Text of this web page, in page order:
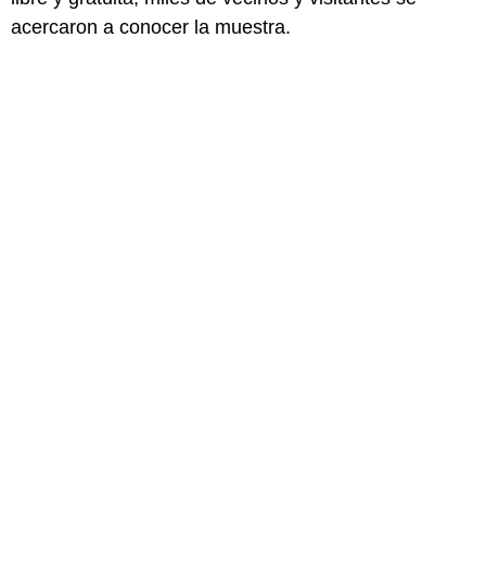
acercaron a conocer la muestra.